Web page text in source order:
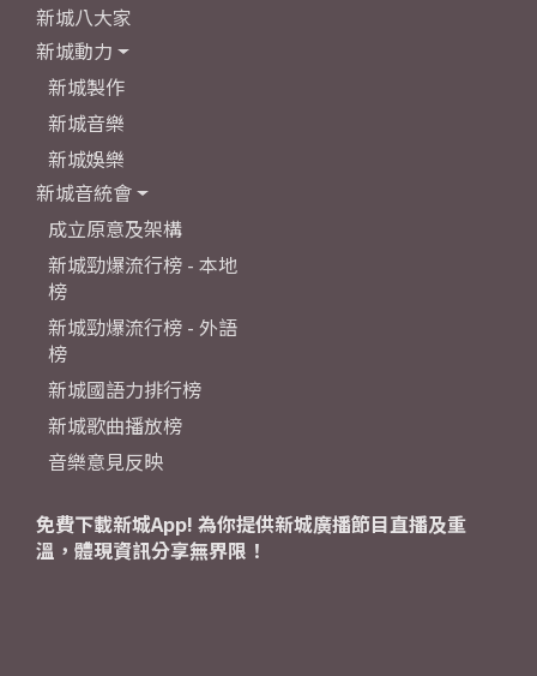
新城八大家
新城動力
新城製作
新城音樂
新城娛樂
新城音統會
成立原意及架構
新城勁爆流行榜 - 本地
榜
新城勁爆流行榜 - 外語
榜
新城國語力排行榜
新城歌曲播放榜
音樂意見反映
免費下載新城App! 為你提供新城廣播節目直播及重
溫，體現資訊分享無界限！